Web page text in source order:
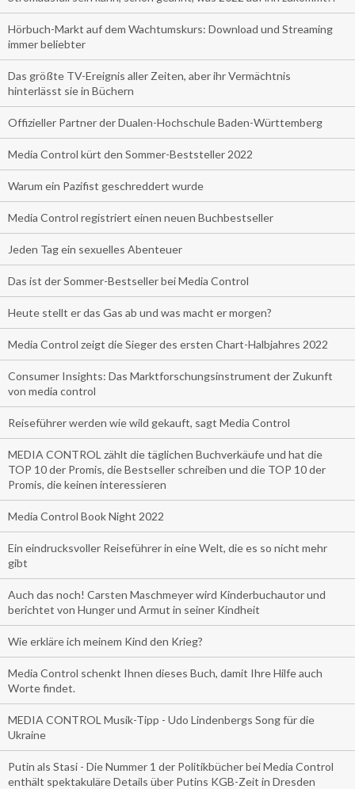
Hörbuch-Markt auf dem Wachtumskurs: Download und Streaming
immer beliebter
Das größte TV-Ereignis aller Zeiten, aber ihr Vermächtnis
hinterlässt sie in Büchern
Offizieller Partner der Dualen-Hochschule Baden-Württemberg
Media Control kürt den Sommer-Beststeller 2022
Warum ein Pazifist geschreddert wurde
Media Control registriert einen neuen Buchbestseller
Jeden Tag ein sexuelles Abenteuer
Das ist der Sommer-Bestseller bei Media Control
Heute stellt er das Gas ab und was macht er morgen?
Media Control zeigt die Sieger des ersten Chart-Halbjahres 2022
Consumer Insights: Das Marktforschungsinstrument der Zukunft
von media control
Reiseführer werden wie wild gekauft, sagt Media Control
MEDIA CONTROL zählt die täglichen Buchverkäufe und hat die
TOP 10 der Promis, die Bestseller schreiben und die TOP 10 der
Promis, die keinen interessieren
Media Control Book Night 2022
Ein eindrucksvoller Reiseführer in eine Welt, die es so nicht mehr
gibt
Auch das noch! Carsten Maschmeyer wird Kinderbuchautor und
berichtet von Hunger und Armut in seiner Kindheit
Wie erkläre ich meinem Kind den Krieg?
Media Control schenkt Ihnen dieses Buch, damit Ihre Hilfe auch
Worte findet.
MEDIA CONTROL Musik-Tipp - Udo Lindenbergs Song für die
Ukraine
Putin als Stasi - Die Nummer 1 der Politikbücher bei Media Control
enthält spektakuläre Details über Putins KGB-Zeit in Dresden